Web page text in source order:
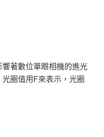
著數位單眼相機的進光
圈值用F來表示，光圈